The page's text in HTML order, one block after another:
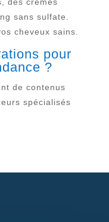
sans sulfate.
cheveux sains.
pour
?
de contenus
spécialisés